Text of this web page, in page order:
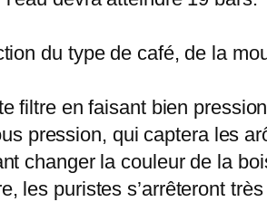
du type de café, de la
filtre en faisant bien
pression, qui captera les
changer la couleur de la
les puristes s’arrêteront